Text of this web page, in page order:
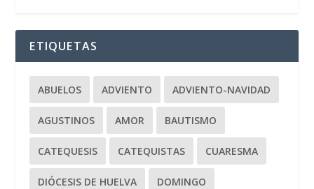
ETIQUETAS
ABUELOS ADVIENTO ADVIENTO-NAVIDAD
AGUSTINOS AMOR BAUTISMO
CATEQUESIS CATEQUISTAS CUARESMA
DIÓCESIS DE HUELVA DOMINGO